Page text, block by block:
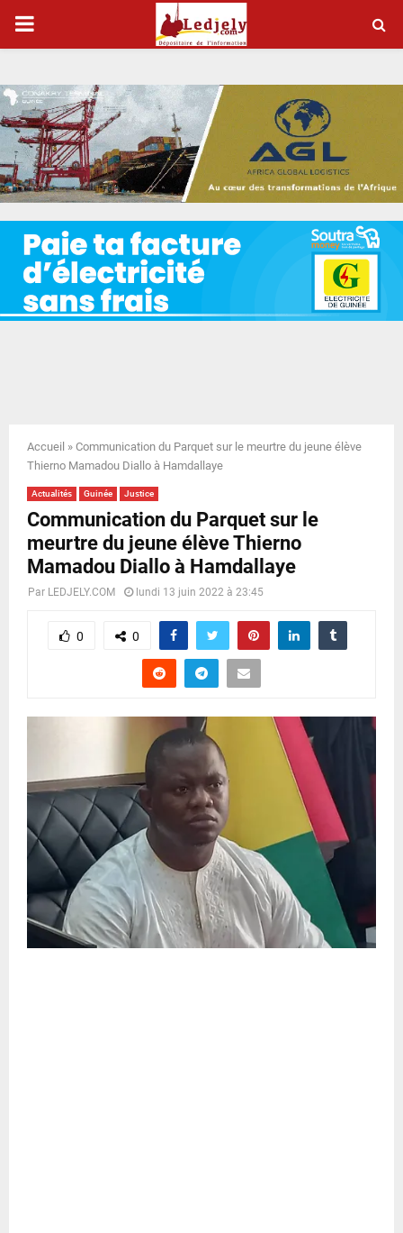
P
I
M
A
R
Y
N
U
Accueil » Communication du Parquet sur le meurtre du jeune élève
Thierno Mamadou Diallo à Hamdallaye
Actualités Guinée Justice
Communication du Parquet sur le
meurtre du jeune élève Thierno
Mamadou Diallo à Hamdallaye
Par LEDJELY.COM lundi 13 juin 2022 à 23:45
0 0